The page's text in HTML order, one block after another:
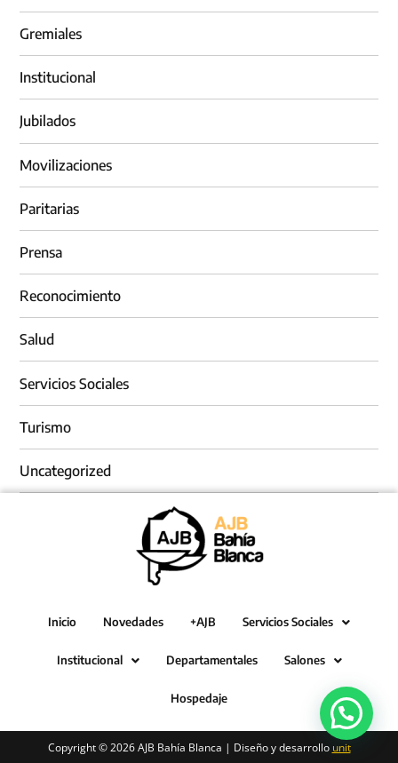
Gremiales
Institucional
Jubilados
Movilizaciones
Paritarias
Prensa
Reconocimiento
Salud
Servicios Sociales
Turismo
Uncategorized
Inicio Novedades +AJB Servicios Sociales
Institucional Departamentales Salones
Hospedaje
Copyright © 2026 AJB Bahía Blanca | Diseño y desarrollo unit